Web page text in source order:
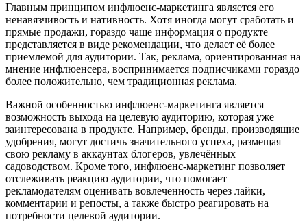
Главным принципом инфлюенс-маркетинга является его
ненавязчивость и нативность. Хотя иногда могут сработать и
прямые продажи, гораздо чаще информация о продукте
представляется в виде рекомендации, что делает её более
приемлемой для аудитории. Так, реклама, ориентированная на
мнение инфлюенсера, воспринимается подписчиками гораздо
более положительно, чем традиционная реклама.
Важной особенностью инфлюенс-маркетинга является
возможность выхода на целевую аудиторию, которая уже
заинтересована в продукте. Например, бренды, производящие
удобрения, могут достичь значительного успеха, размещая
свою рекламу в аккаунтах блогеров, увлечённых
садоводством. Кроме того, инфлюенс-маркетинг позволяет
отслеживать реакцию аудитории, что помогает
рекламодателям оценивать вовлеченность через лайки,
комментарии и репосты, а также быстро реагировать на
потребности целевой аудитории.